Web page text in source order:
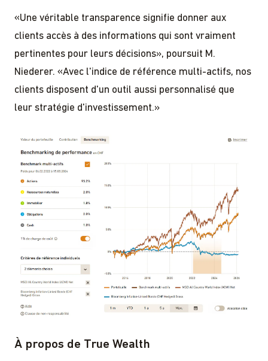
«Une véritable transparence signifie donner aux
clients accès à des informations qui sont vraiment
pertinentes pour leurs décisions», poursuit M.
Niederer. «Avec l'indice de référence multi-actifs, nos
clients disposent d'un outil aussi personnalisé que
leur stratégie d'investissement.»
À propos de True Wealth